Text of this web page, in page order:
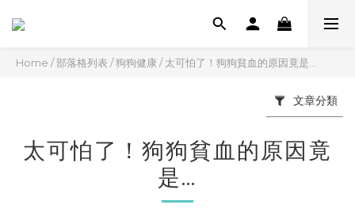
Home /部落格列表 /狗狗健康 /太可怕了！狗狗貧血的原因竟是…
文章分類
太可怕了！狗狗貧血的原因竟
是…